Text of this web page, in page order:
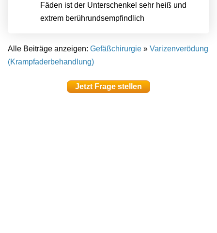
Fäden ist der Unterschenkel sehr heiß und
extrem berührundsempfindlich
Alle Beiträge anzeigen: Gefäßchirurgie » Varizenverödung
(Krampfaderbehandlung)
Jetzt Frage stellen